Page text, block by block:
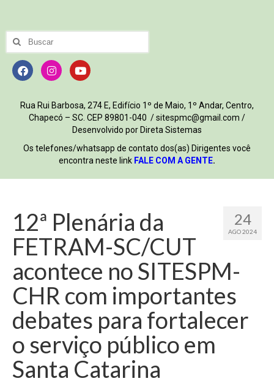
Rua Rui Barbosa, 274 E, Edifício 1º de Maio, 1º Andar, Centro,
Chapecó – SC. CEP 89801-040 / sitespmc@gmail.com /
Desenvolvido por Direta Sistemas
Os telefones/whatsapp de contato dos(as) Dirigentes você
encontra neste link FALE COM A GENTE.
24
AGO 2024
12ª Plenária da
FETRAM-SC/CUT
acontece no SITESPM-
CHR com importantes
debates para fortalecer
o serviço público em
Santa Catarina